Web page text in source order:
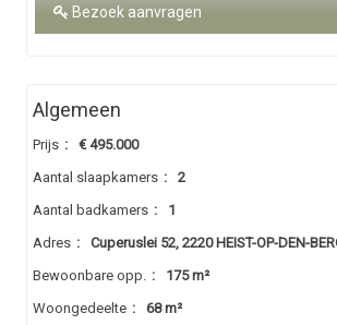
Bezoek aanvragen
Algemeen
Prijs :
€ 495.000
Aantal slaapkamers :
2
Aantal badkamers :
1
Adres :
Cuperuslei 52, 2220 HEIST-OP-DEN-
Bewoonbare opp. :
175 m²
Woongedeelte :
68 m²